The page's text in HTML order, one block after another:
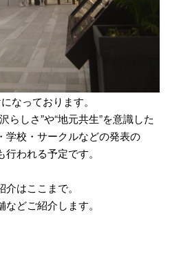
なっております。
らしさ”や“地元共生”を意識した
学校・サークルなどの発表の
われる予定です。
はここまで。
どご紹介します。